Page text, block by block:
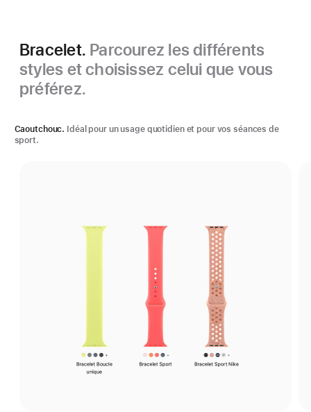
Bracelet. Parcourez les différents
styles et choisissez celui que vous
préférez.
Caoutchouc. Idéal pour un usage quotidien et pour vos séances de
sport.